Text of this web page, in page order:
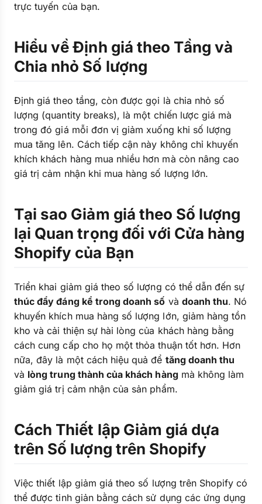
trực tuyến của bạn.
Hiểu về Định giá theo Tầng và
Chia nhỏ Số lượng
Định giá theo tầng, còn được gọi là chia nhỏ số
lượng (quantity breaks), là một chiến lược giá mà
trong đó giá mỗi đơn vị giảm xuống khi số lượng
mua tăng lên. Cách tiếp cận này không chỉ khuyến
khích khách hàng mua nhiều hơn mà còn nâng cao
giá trị cảm nhận khi mua hàng số lượng lớn.
Tại sao Giảm giá theo Số lượng
lại Quan trọng đối với Cửa hàng
Shopify của Bạn
Triển khai giảm giá theo số lượng có thể dẫn đến sự
thúc đẩy đáng kể trong doanh số và doanh thu. Nó
khuyến khích mua hàng số lượng lớn, giảm hàng tồn
kho và cải thiện sự hài lòng của khách hàng bằng
cách cung cấp cho họ một thỏa thuận tốt hơn. Hơn
nữa, đây là một cách hiệu quả để tăng doanh thu
và lòng trung thành của khách hàngmà không làm
giảm giá trị cảm nhận của sản phẩm.
Cách Thiết lập Giảm giá dựa
trên Số lượng trên Shopify
Việc thiết lập giảm giá theo số lượng trên Shopify có
thể được tinh giản bằng cách sử dụng các ứng dụng